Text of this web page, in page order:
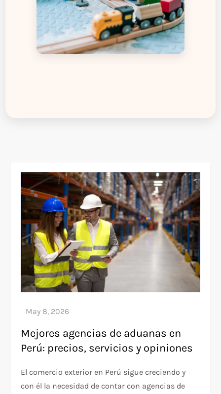
Mejores agencias de aduanas en
Perú: precios, servicios y opiniones
El comercio exterior en Perú sigue creciendo y
con él la necesidad de contar con agencias de